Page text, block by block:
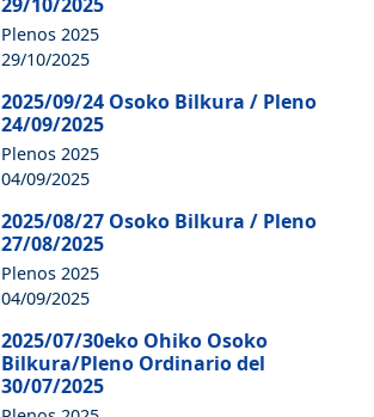
Plenos 2025
29/10/2025
2025/09/24 Osoko Bilkura / Pleno
24/09/2025
Plenos 2025
04/09/2025
2025/08/27 Osoko Bilkura / Pleno
27/08/2025
Plenos 2025
04/09/2025
2025/07/30eko Ohiko Osoko
Bilkura/Pleno Ordinario del
30/07/2025